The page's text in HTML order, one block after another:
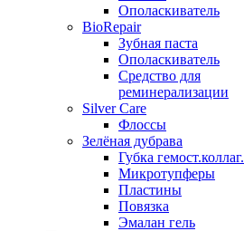
Ополаскиватель
BioRepair
Зубная паста
Ополаскиватель
Средство для
реминерализации
Silver Care
Флоссы
Зелёная дубрава
Губка гемост.коллаг.
Микротупферы
Пластины
Повязка
Эмалан гель